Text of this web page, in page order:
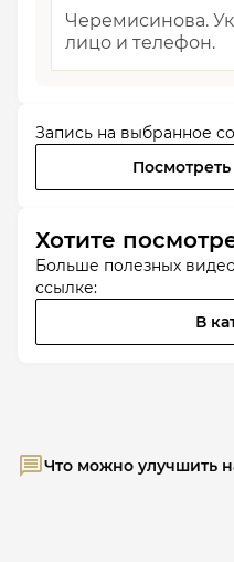
Черемисинова.
лицо и телефон.
Запись на выбранное
Хотите
Больше полезных
ссылке:
В
Что можно улучшить